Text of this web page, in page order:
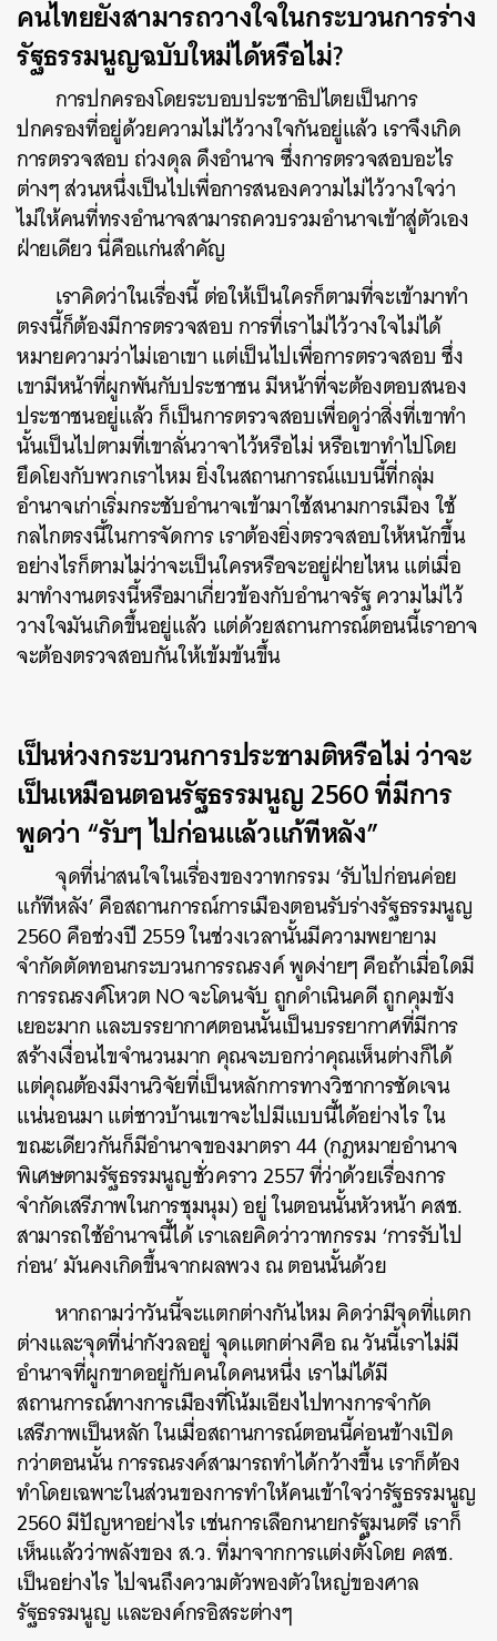
คนไทยยังสามารถวางใจในกระบวนการร่าง
รัฐธรรมนูญฉบับใหม่ได้หรือไม่?
การปกครองโดยระบอบประชาธิปไตยเป็นการ
ปกครองที่อยู่ด้วยความไม่ไว้วางใจกันอยู่แล้ว เราจึงเกิด
การตรวจสอบ ถ่วงดุล ดึงอำนาจ ซึ่งการตรวจสอบอะไร
ต่างๆ ส่วนหนึ่งเป็นไปเพื่อการสนองความไม่ไว้วางใจว่า
ไม่ให้คนที่ทรงอำนาจสามารถควบรวมอำนาจเข้าสู่ตัวเอง
ฝ่ายเดียว นี่คือแก่นสำคัญ
เราคิดว่าในเรื่องนี้ ต่อให้เป็นใครก็ตามที่จะเข้ามาทำ
ตรงนี้ก็ต้องมีการตรวจสอบ การที่เราไม่ไว้วางใจไม่ได้
หมายความว่าไม่เอาเขา แต่เป็นไปเพื่อการตรวจสอบ ซึ่ง
เขามีหน้าที่ผูกพันกับประชาชน มีหน้าที่จะต้องตอบสนอง
ประชาชนอยู่แล้ว ก็เป็นการตรวจสอบเพื่อดูว่าสิ่งที่เขาทำ
นั้นเป็นไปตามที่เขาลั่นวาจาไว้หรือไม่ หรือเขาทำไปโดย
ยึดโยงกับพวกเราไหม ยิ่งในสถานการณ์แบบนี้ที่กลุ่ม
อำนาจเก่าเริ่มกระชับอำนาจเข้ามาใช้สนามการเมือง ใช้
กลไกตรงนี้ในการจัดการ เราต้องยิ่งตรวจสอบให้หนักขึ้น
อย่างไรก็ตามไม่ว่าจะเป็นใครหรือจะอยู่ฝ่ายไหน แต่เมื่อ
มาทำงานตรงนี้หรือมาเกี่ยวข้องกับอำนาจรัฐ ความไม่ไว้
วางใจมันเกิดขึ้นอยู่แล้ว แต่ด้วยสถานการณ์ตอนนี้เราอาจ
จะต้องตรวจสอบกันให้เข้มข้นขึ้น
เป็นห่วงกระบวนการประชามติหรือไม่ ว่าจะ
เป็นเหมือนตอนรัฐธรรมนูญ 2560 ที่มีการ
พูดว่า “รับๆ ไปก่อนแล้วแก้ทีหลัง”
จุดที่น่าสนใจในเรื่องของวาทกรรม ‘รับไปก่อนค่อย
แก้ทีหลัง’ คือสถานการณ์การเมืองตอนรับร่างรัฐธรรมนูญ
2560 คือช่วงปี 2559 ในช่วงเวลานั้นมีความพยายาม
จำกัดตัดทอนกระบวนการรณรงค์ พูดง่ายๆ คือถ้าเมื่อใดมี
การรณรงค์โหวต NO จะโดนจับ ถูกดำเนินคดี ถูกคุมขัง
เยอะมาก และบรรยากาศตอนนั้นเป็นบรรยากาศที่มีการ
สร้างเงื่อนไขจำนวนมาก คุณจะบอกว่าคุณเห็นต่างก็ได้
แต่คุณต้องมีงานวิจัยที่เป็นหลักการทางวิชาการชัดเจน
แน่นอนมา แต่ชาวบ้านเขาจะไปมีแบบนี้ได้อย่างไร ใน
ขณะเดียวกันก็มีอำนาจของมาตรา 44 (กฎหมายอำนาจ
พิเศษตามรัฐธรรมนูญชั่วคราว 2557 ที่ว่าด้วยเรื่องการ
จำกัดเสรีภาพในการชุมนุม) อยู่ ในตอนนั้นหัวหน้า คสช.
สามารถใช้อำนาจนี้ได้ เราเลยคิดว่าวาทกรรม ‘การรับไป
ก่อน’ มันคงเกิดขึ้นจากผลพวง ณ ตอนนั้นด้วย
หากถามว่าวันนี้จะแตกต่างกันไหม คิดว่ามีจุดที่แตก
ต่างและจุดที่น่ากังวลอยู่ จุดแตกต่างคือ ณ วันนี้เราไม่มี
อำนาจที่ผูกขาดอยู่กับคนใดคนหนึ่ง เราไม่ได้มี
สถานการณ์ทางการเมืองที่โน้มเอียงไปทางการจำกัด
เสรีภาพเป็นหลัก ในเมื่อสถานการณ์ตอนนี้ค่อนข้างเปิด
กว่าตอนนั้น การรณรงค์สามารถทำได้กว้างขึ้น เราก็ต้อง
ทำโดยเฉพาะในส่วนของการทำให้คนเข้าใจว่ารัฐธรรมนูญ
2560 มีปัญหาอย่างไร เช่นการเลือกนายกรัฐมนตรี เราก็
เห็นแล้วว่าพลังของ ส.ว. ที่มาจากการแต่งตั้งโดย คสช.
เป็นอย่างไร ไปจนถึงความตัวพองตัวใหญ่ของศาล
รัฐธรรมนูญ และองค์กรอิสระต่างๆ